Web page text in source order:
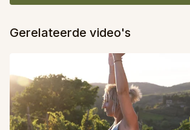
Gerelateerde video's